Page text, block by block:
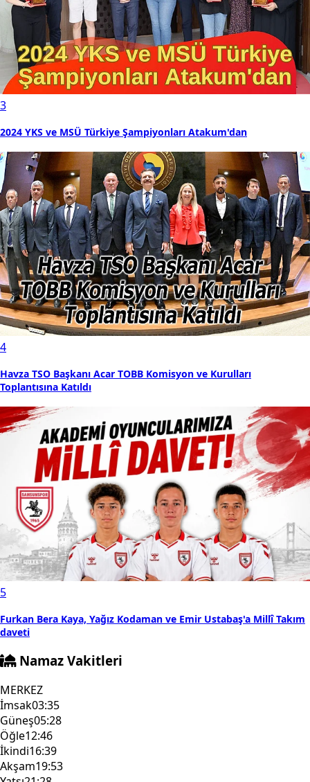
3
2024 YKS ve MSÜ Türkiye Şampiyonları Atakum'dan
4
Havza TSO Başkanı Acar TOBB Komisyon ve Kurulları
Toplantısına Katıldı
5
Furkan Bera Kaya, Yağız Kodaman ve Emir Ustabaş'a Millî Takım
daveti
Namaz Vakitleri
MERKEZ
İmsak03:35
Güneş05:28
Öğle12:46
İkindi16:39
Akşam19:53